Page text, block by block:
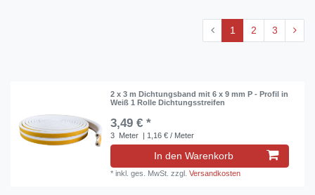
1 2 3
2 x 3 m Dichtungsband mit 6 x 9 mm P - Profil in
Weiß 1 Rolle Dichtungsstreifen
3,49 € *
3 Meter | 1,16 € / Meter
In den Warenkorb
*inkl. ges. MwSt. zzgl.Versandkosten